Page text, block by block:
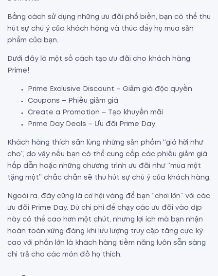
Bằng cách sử dụng những ưu đãi phổ biến, bạn có thể thu
hút sự chú ý của khách hàng và thúc đẩy họ mua sản
phẩm của bạn.
Dưới đây là một số cách tạo ưu đãi cho khách hàng
Prime!
Prime Exclusive Discount – Giảm giá độc quyền
Coupons – Phiếu giảm giá
Create a Promotion – Tạo khuyến mãi
Prime Day Deals – Ưu đãi Prime Day
Khách hàng thích săn lùng những sản phấm “giá hời như
cho”, do vậy nếu bạn có thể cung cấp các phiếu giảm giá
hấp dẫn hoặc những chương trình ưu đãi như “mua một
tặng một” chắc chắn sẽ thu hút sự chú ý của khách hàng.
Ngoài ra, đây cũng là cơ hội vàng để bạn “chơi lớn” với các
ưu đãi Prime Day. Dù chi phí để chạy các ưu đãi vào dịp
này có thể cao hơn một chút, nhưng lợi ích mà bạn nhận
hoàn toàn xứng đáng khi lưu lượng truy cập tăng cực kỳ
cao với phần lớn là khách hàng tiềm năng luôn sẵn sàng
chi trả cho các món đồ họ thích.